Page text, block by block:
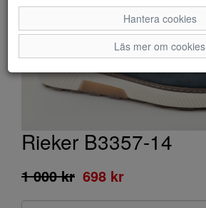
Rieker B3357-14
1 000 kr 698 kr
Hantera cookies
Läs mer om cookies